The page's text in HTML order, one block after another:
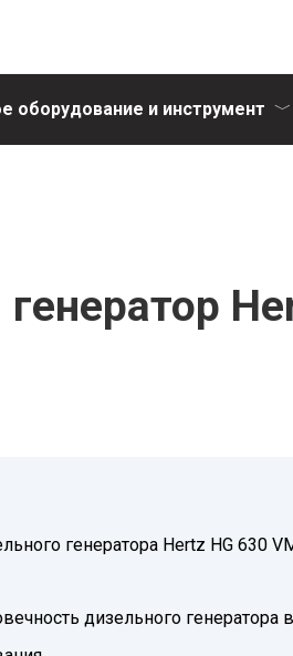
оборудование и инструмент
генератора Hertz HG 630
дизельного генератора